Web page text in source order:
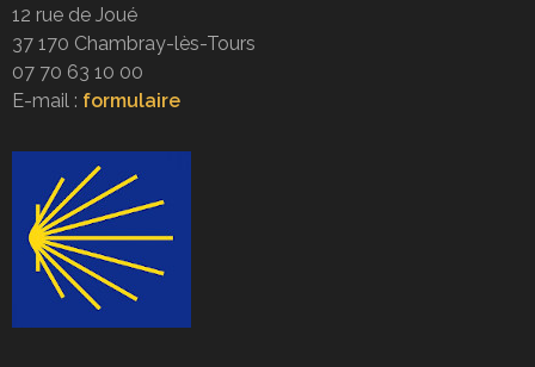
12 rue de Joué
37 170 Chambray-lès-Tours
07 70 63 10 00
E-mail : formulaire